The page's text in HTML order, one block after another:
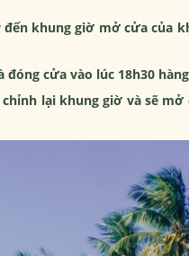
khung giờ mở cửa của
cửa vào lúc 18h30
lại khung giờ và sẽ